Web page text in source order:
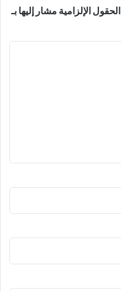
الحقول الإلزامية مشار إليها بـ